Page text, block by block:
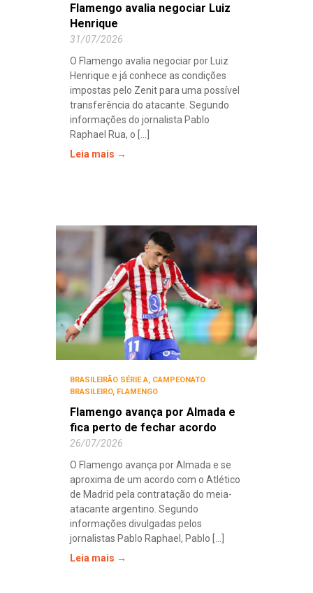
Flamengo avalia negociar Luiz
Henrique
31/07/2026
O Flamengo avalia negociar por Luiz
Henrique e já conhece as condições
impostas pelo Zenit para uma possível
transferência do atacante. Segundo
informações do jornalista Pablo
Raphael Rua, o [...]
Leia mais →
BRASILEIRÃO SÉRIE A, CAMPEONATO
BRASILEIRO, FLAMENGO
Flamengo avança por Almada e
fica perto de fechar acordo
26/07/2026
O Flamengo avança por Almada e se
aproxima de um acordo com o Atlético
de Madrid pela contratação do meia-
atacante argentino. Segundo
informações divulgadas pelos
jornalistas Pablo Raphael, Pablo [...]
Leia mais →